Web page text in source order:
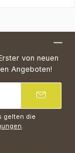
von neuen
Angeboten!
gelten die
.